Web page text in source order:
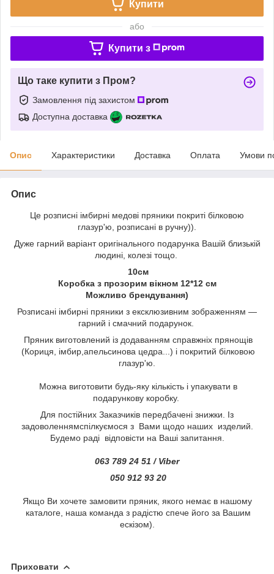
Купити
або
Купити з
Що таке купити з Пром?
Замовлення під захистом
Доступна доставка
Опис Характеристики Доставка Оплата Умови
Опис
Це розписні імбирні медові пряники покриті білковою
глазур'ю, розписані в ручну)).
Дуже гарний варіант оригінального подарунка Вашій близькій
людині, колезі тощо.
10см
Коробка з прозорим вікном 12*12 см
Можливо брендування)
Розписані імбирні пряники з ексклюзивним зображенням —
гарний і смачний подарунок.
Пряник виготовлений із додаванням справжніх прянощів
(Кориця, імбир,апельсинова цедра...) і покритий білковою
глазур'ю.
Можна виготовити будь-яку кількість і упакувати в
подарункову коробку.
Для постійних Заказчиків передбачені знижки. Із
задоволеннямспілкуємося з Вами щодо наших изделий.
Будемо раді відповісти на Ваші запитання.
063 789 24 51 / Viber
050 912 93 20
Якщо Ви хочете замовити пряник, якого немає в нашому
каталоге, наша команда з радістю спече його за Вашим
ескізом).
Приховати